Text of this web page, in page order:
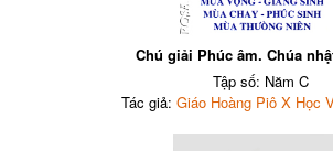
Chú giải Phúc âm. Chúa
Tập số: Năm C
Tác giả: Giáo Hoàng Piô X Học